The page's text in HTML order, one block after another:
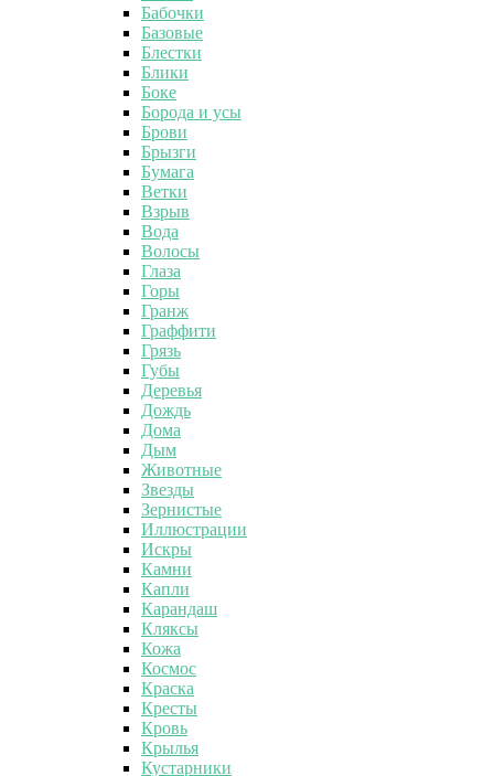
Бабочки
Базовые
Блестки
Блики
Боке
Борода и усы
Брови
Брызги
Бумага
Ветки
Взрыв
Вода
Волосы
Глаза
Горы
Гранж
Граффити
Грязь
Губы
Деревья
Дождь
Дома
Дым
Животные
Звезды
Зернистые
Иллюстрации
Искры
Камни
Капли
Карандаш
Кляксы
Кожа
Космос
Краска
Кресты
Кровь
Крылья
Кустарники